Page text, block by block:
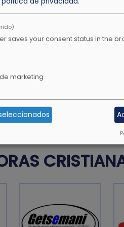
Da gracias en todo,
ustedes, en Cristo Jesús.
1 Tesalonicenses 5:18
saves your consent status in the
marketing.